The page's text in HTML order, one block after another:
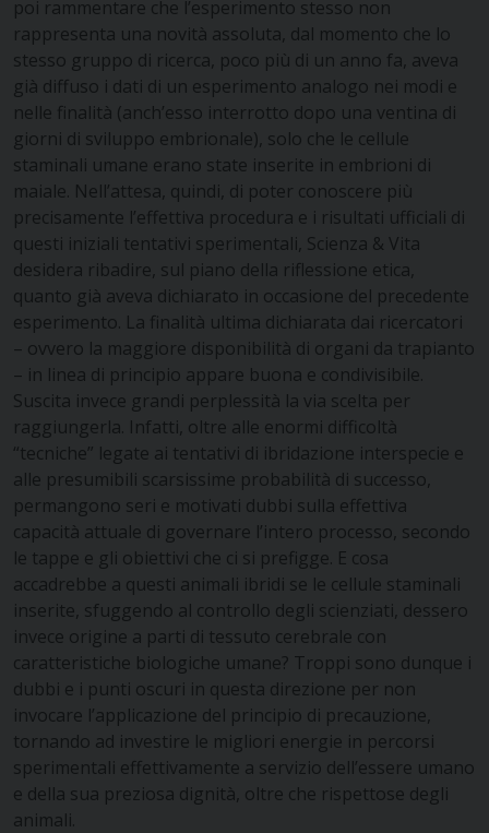
poi rammentare che l’esperimento stesso non
rappresenta una novità assoluta, dal momento che lo
stesso gruppo di ricerca, poco più di un anno fa, aveva
già diffuso i dati di un esperimento analogo nei modi e
nelle finalità (anch’esso interrotto dopo una ventina di
giorni di sviluppo embrionale), solo che le cellule
staminali umane erano state inserite in embrioni di
maiale. Nell’attesa, quindi, di poter conoscere più
precisamente l’effettiva procedura e i risultati ufficiali di
questi iniziali tentativi sperimentali, Scienza & Vita
desidera ribadire, sul piano della riflessione etica,
quanto già aveva dichiarato in occasione del precedente
esperimento. La finalità ultima dichiarata dai ricercatori
– ovvero la maggiore disponibilità di organi da trapianto
– in linea di principio appare buona e condivisibile.
Suscita invece grandi perplessità la via scelta per
raggiungerla. Infatti, oltre alle enormi difficoltà
“tecniche” legate ai tentativi di ibridazione interspecie e
alle presumibili scarsissime probabilità di successo,
permangono seri e motivati dubbi sulla effettiva
capacità attuale di governare l’intero processo, secondo
le tappe e gli obiettivi che ci si prefigge. E cosa
accadrebbe a questi animali ibridi se le cellule staminali
inserite, sfuggendo al controllo degli scienziati, dessero
invece origine a parti di tessuto cerebrale con
caratteristiche biologiche umane? Troppi sono dunque i
dubbi e i punti oscuri in questa direzione per non
invocare l’applicazione del principio di precauzione,
tornando ad investire le migliori energie in percorsi
sperimentali effettivamente a servizio dell’essere umano
e della sua preziosa dignità, oltre che rispettose degli
animali.